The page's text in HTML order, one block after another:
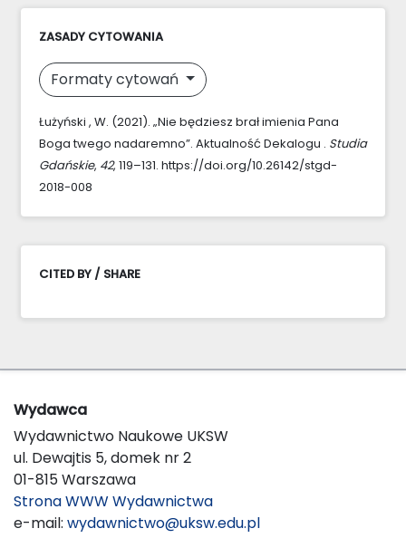
ZASADY CYTOWANIA
Formaty cytowań
Łużyński , W. (2021). „Nie będziesz brał imienia Pana
Boga twego nadaremno”. Aktualność Dekalogu . Studia
Gdańskie, 42, 119–131. https://doi.org/10.26142/stgd-
2018-008
CITED BY / SHARE
Wydawca
Wydawnictwo Naukowe UKSW
ul. Dewajtis 5, domek nr 2
01-815 Warszawa
Strona WWW Wydawnictwa
e-mail: wydawnictwo@uksw.edu.pl